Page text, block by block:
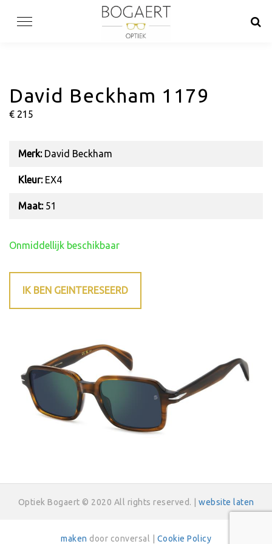
David Beckham 1179
€ 215
Merk:David Beckham
Kleur:EX4
Maat:51
Onmiddellijk beschikbaar
IK BEN GEINTERESEERD
Optiek Bogaert © 2020 All rights reserved. | website laten
maken door conversal | Cookie Policy